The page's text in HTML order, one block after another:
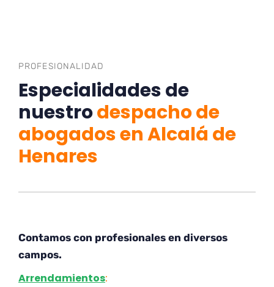
PROFESIONALIDAD
Especialidades de
nuestrodespacho de
abogados en Alcalá de
Henares
Contamos con profesionales en diversos
campos.
Arrendamientos: